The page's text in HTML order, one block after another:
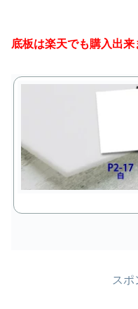
底板は楽天でも購入出来
スポ